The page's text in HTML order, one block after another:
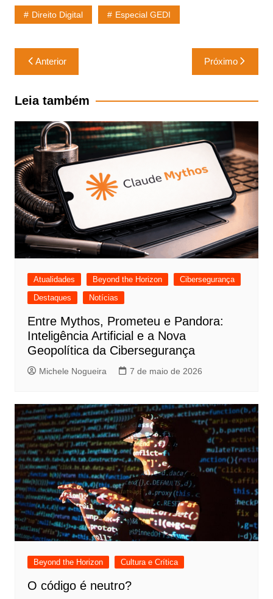
Direito Digital Especial GEDI
Navegação
de
Post
Anterior Próximo
Leia também
Atualidades Beyond the Horizon
Cibersegurança
Destaques
Notícias
Entre Mythos, Prometeu e Pandora:
Inteligência Artificial e a Nova
Geopolítica da Cibersegurança
Michele Nogueira 7 de maio de 2026
Beyond the Horizon Cultura e Crítica
O código é neutro?